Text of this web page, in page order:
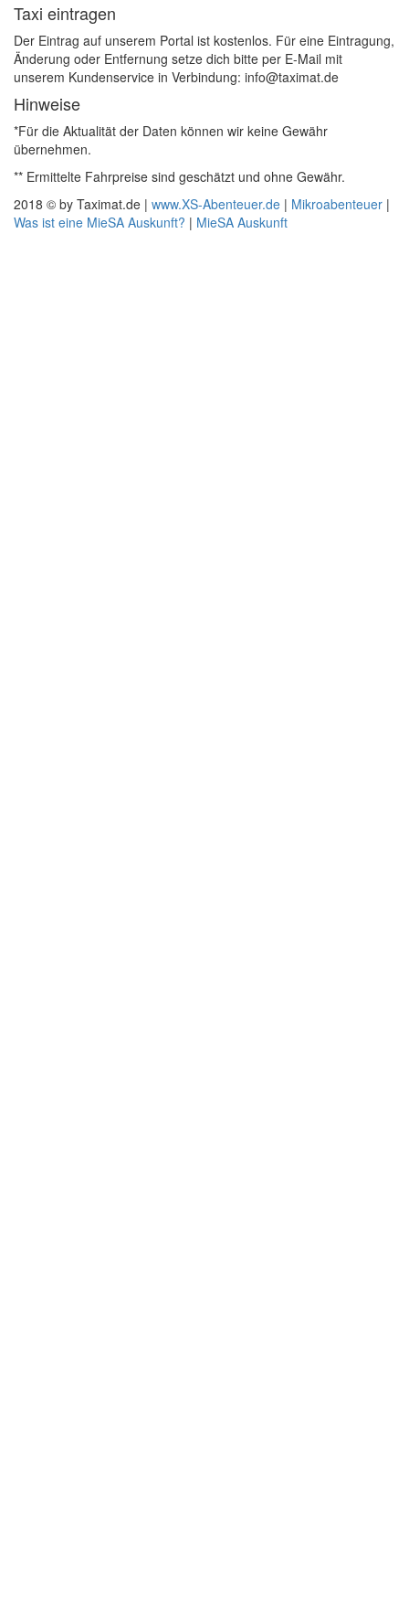
Taxi eintragen
Der Eintrag auf unserem Portal ist kostenlos. Für eine Eintragung,
Änderung oder Entfernung setze dich bitte per E-Mail mit
unserem Kundenservice in Verbindung: info@taximat.de
Hinweise
*Für die Aktualität der Daten können wir keine Gewähr
übernehmen.
** Ermittelte Fahrpreise sind geschätzt und ohne Gewähr.
2018 © by Taximat.de | www.XS-Abenteuer.de | Mikroabenteuer |
Was ist eine MieSA Auskunft? | MieSA Auskunft